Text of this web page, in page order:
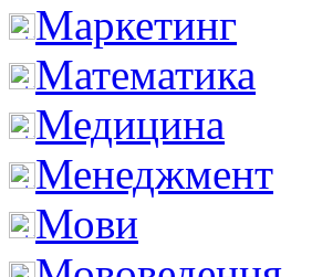
Маркетинг
Математика
Медицина
Менеджмент
Мови